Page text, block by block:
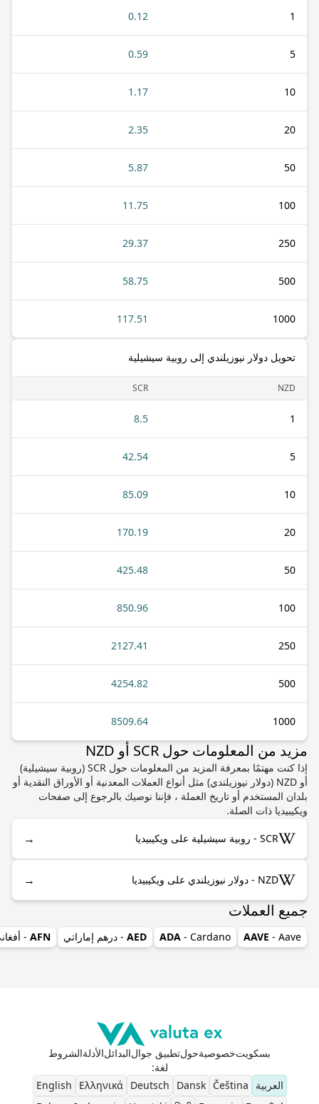
1
0.12
5
0.59
10
1.17
20
2.35
50
5.87
100
11.75
250
29.37
500
58.75
1000
117.51
تحويل دولار نيوزيلندي إلى روبية سيشيلية
NZD
SCR
1
8.5
5
42.54
10
85.09
20
170.19
50
425.48
100
850.96
250
2127.41
500
4254.82
1000
8509.64
مزيد من المعلومات حول SCR أو NZD
إذا كنت مهتمًا بمعرفة المزيد من المعلومات حول SCR (روبية سيشيلية)
أو NZD (دولار نيوزيلندي) مثل أنواع العملات المعدنية أو الأوراق النقدية أو
بلدان المستخدم أو تاريخ العملة ، فإننا نوصيك بالرجوع إلى صفحات
ويكيبيديا ذات الصلة.
SCR - روبية سيشيلية على ويكيبيديا →
NZD - دولار نيوزيلندي على ويكيبيديا →
جميع العملات
AAVE - Aave
ADA - Cardano
AED - درهم إماراتي AFN
-
بسكويتخصوصيةحولتطبيق جوالالبدائلالأدلةالشروط
لغة:
العربية
Čeština
Dansk
Deutsch
Ελληνικά
English